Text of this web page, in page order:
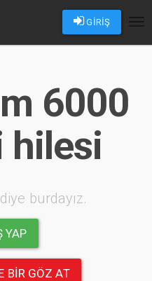
GİRİŞ
6000
hilesi
burdayız.
YAP
BIR GÖZ AT